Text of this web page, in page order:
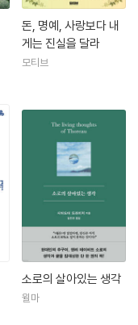
다. 그는 오두막에서 “한
하는 삶이 가능한지” 실
일상을 뒤집어 보려고
을 집필했으며, 그의 오두
자 소로는 평생 독신으로
1862년의 45살에 젊은
리 곁에 살아 숨 쉬며 삶
돈, 명예, 사랑보다 내
게는 진실을 달라
모티브
소로의 살아있는 생각
윌마